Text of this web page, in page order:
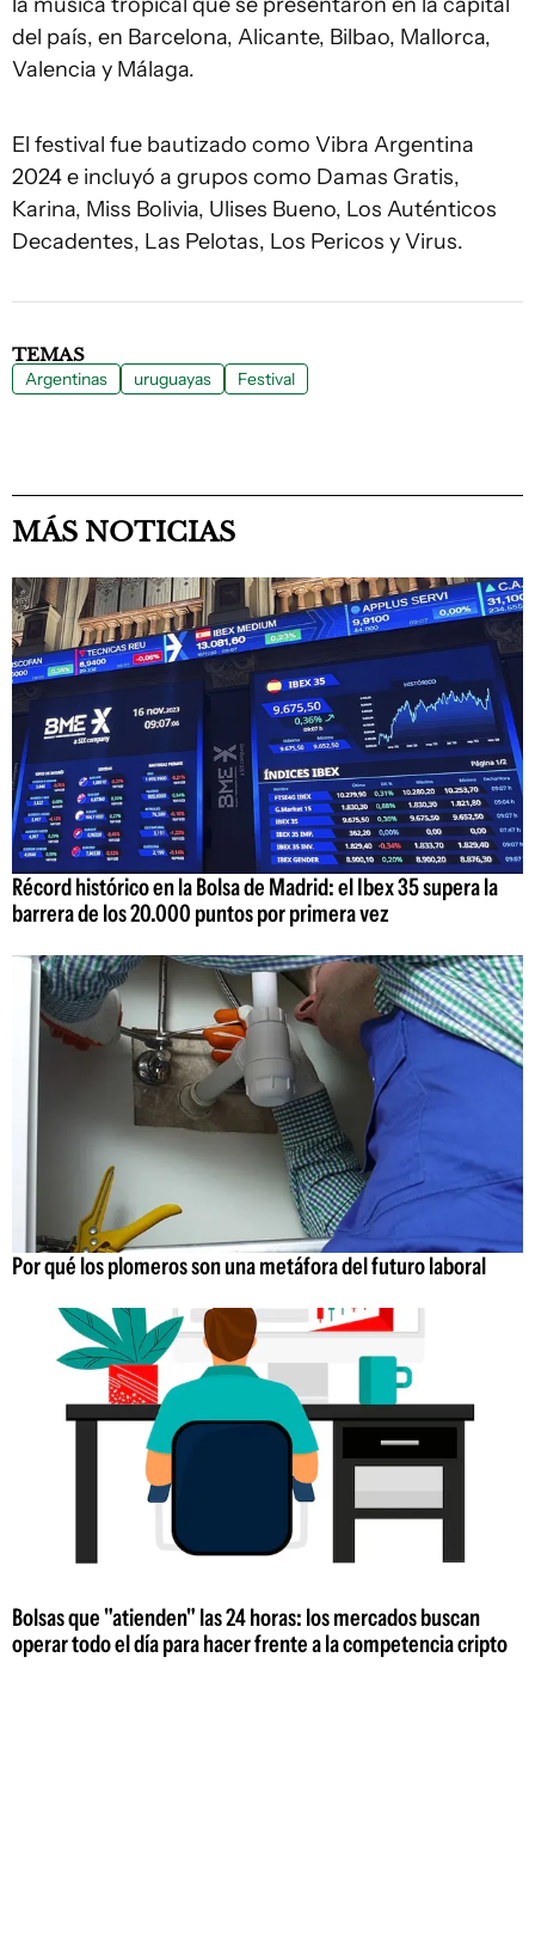
del país, en Barcelona, Alicante, Bilbao, Mallorca,
Valencia y Málaga.
El festival fue bautizado como Vibra Argentina
2024 e incluyó a grupos como Damas Gratis,
Karina, Miss Bolivia, Ulises Bueno, Los Auténticos
Decadentes, Las Pelotas, Los Pericos y Virus.
TEMAS
Argentinas uruguayas Festival
MÁS NOTICIAS
Récord histórico en la Bolsa de Madrid: el Ibex 35 supera la
barrera de los 20.000 puntos por primera vez
Por qué los plomeros son una metáfora del futuro laboral
Bolsas que "atienden" las 24 horas: los mercados buscan
operar todo el día para hacer frente a la competencia cripto